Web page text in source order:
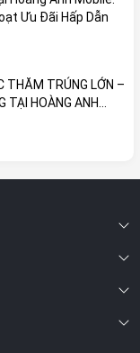
Ưu Đãi Hấp Dẫn
THĂM TRÚNG LỚN –
TẠI HOÀNG ANH